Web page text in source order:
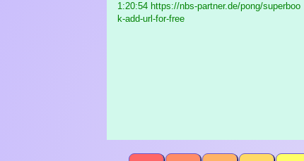
1:20:54 https://nbs-partner.de/pong/superboo
k-add-url-for-free